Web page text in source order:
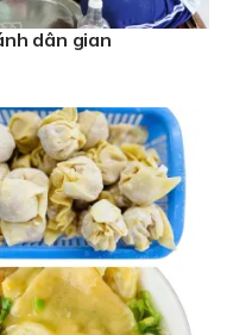
dân gian